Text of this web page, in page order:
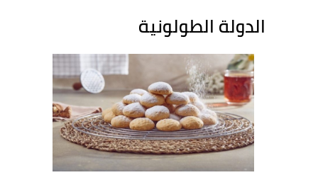
الدولة الطولونية